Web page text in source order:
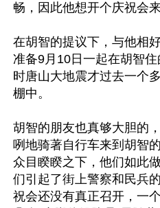
畅，因此他想开个庆祝会
在胡智的提议下，与他相
准备9月10日一起在胡智
时唐山大地震才过去一个
棚中。
胡智的朋友也真够大胆的
咧地骑著自行车来到胡智
众目睽睽之下，他们如此
们引起了街上警察和民兵
祝会还没有真正召开，一